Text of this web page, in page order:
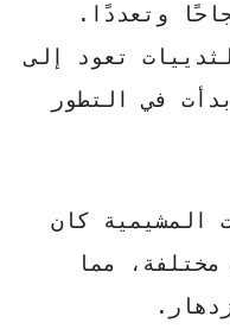
وتعددًا.
تعود إلى
في التطور
المشيمية كان
مما